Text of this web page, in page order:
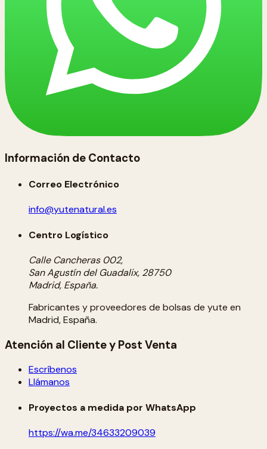
Información de Contacto
Correo Electrónico
info@yutenatural.es
Centro Logístico
Calle Cancheras 002,
San Agustín del Guadalix, 28750
Madrid, España.
Fabricantes y proveedores de bolsas de yute en
Madrid, España.
Atención al Cliente y Post Venta
Escríbenos
Llámanos
Proyectos a medida por WhatsApp
https://wa.me/34633209039